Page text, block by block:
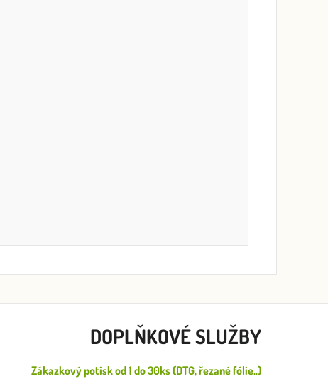
DOPLŇKOVÉ SLUŽBY
Zákazkový potisk od 1 do 30ks (DTG, řezané fólie..)